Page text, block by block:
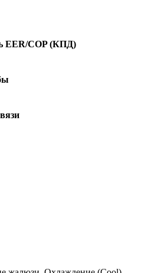
EER/COP (КПД)